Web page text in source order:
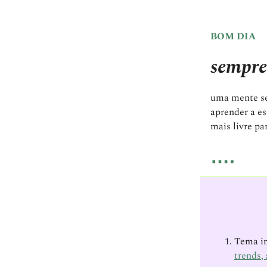
BOM DIA
uma mente
aprender a
mais livre
….
Tema
trends,